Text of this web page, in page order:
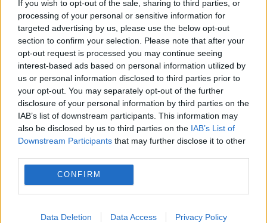
If you wish to opt-out of the sale, sharing to third parties, or
processing of your personal or sensitive information for
targeted advertising by us, please use the below opt-out
section to confirm your selection. Please note that after your
opt-out request is processed you may continue seeing
interest-based ads based on personal information utilized by
us or personal information disclosed to third parties prior to
your opt-out. You may separately opt-out of the further
disclosure of your personal information by third parties on the
IAB’s list of downstream participants. This information may
also be disclosed by us to third parties on the IAB’s List of
Downstream Participants that may further disclose it to other
CONFIRM
Data Deletion Data Access Privacy Policy
εφαρμόζεται πιλοτικά στον τουρισμό και την
εστίαση, ενώ η καθολική της εφαρμογή στους
κλάδους αυτούς θα εκκινήσει την 1η Μαρτίου
του 2025.Μετά την εφαρμογή και στους δύο
αυτούς κλάδους, θα προστατεύονται από την
ψηφιακή κάρτα εργασίας συνολικά περίπου
1.500.000 εργαζόμενοι.
(ΠΗΓΗ: Υπουργείο Εργασίας / photo: intime)